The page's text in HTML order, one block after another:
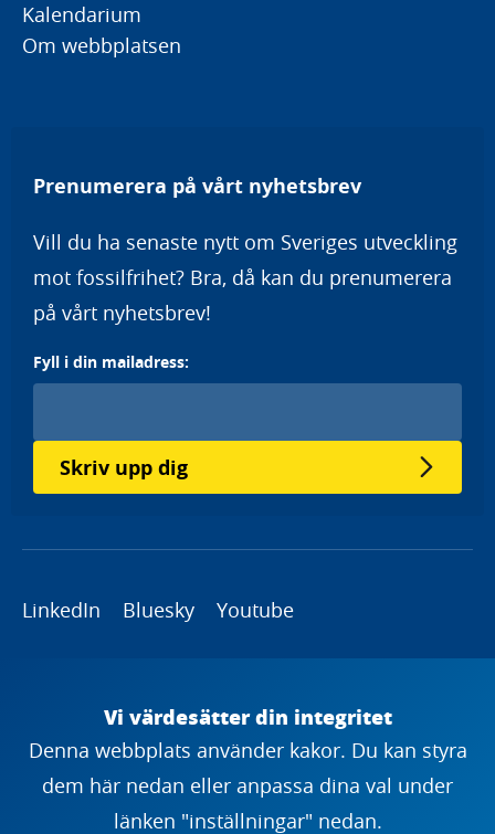
Kalendarium
Om webbplatsen
Prenumerera på vårt nyhetsbrev
Vill du ha senaste nytt om Sveriges utveckling
mot fossilfrihet? Bra, då kan du prenumerera
på vårt nyhetsbrev!
Fyll i din mailadress:
Skriv upp dig
LinkedIn Bluesky Youtube
Vi värdesätter din integritet
Denna webbplats använder kakor. Du kan styra
dem här nedan eller anpassa dina val under
länken "inställningar" nedan.